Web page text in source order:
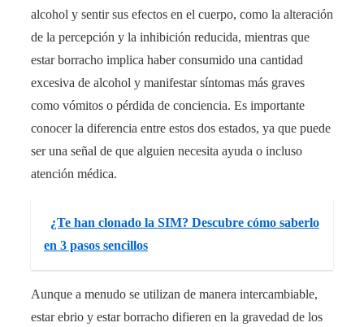
alcohol y sentir sus efectos en el cuerpo, como la alteración
de la percepción y la inhibición reducida, mientras que
estar borracho implica haber consumido una cantidad
excesiva de alcohol y manifestar síntomas más graves
como vómitos o pérdida de conciencia. Es importante
conocer la diferencia entre estos dos estados, ya que puede
ser una señal de que alguien necesita ayuda o incluso
atención médica.
¿Te han clonado la SIM? Descubre cómo saberlo
en 3 pasos sencillos
Aunque a menudo se utilizan de manera intercambiable,
estar ebrio y estar borracho difieren en la gravedad de los